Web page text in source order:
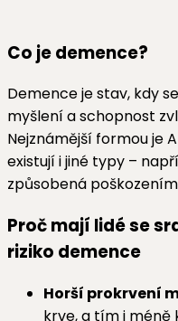
Co je demence?
Demence je stav, kdy
myšlení a schopnost
Nejznámější formou je
existují i jiné typy –
způsobená
Proč mají lidé se
riziko demence
Horší prokrvení
krve, a tím i méně